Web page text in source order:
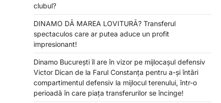
clubul?
DINAMO DĂ MAREA LOVITURĂ? Transferul
spectaculos care ar putea aduce un profit
impresionant!
Dinamo București îl are în vizor pe mijlocașul defensiv
Victor Dican de la Farul Constanța pentru a-și întări
compartimentul defensiv la mijlocul terenului, într-o
perioadă în care piața transferurilor se încinge!